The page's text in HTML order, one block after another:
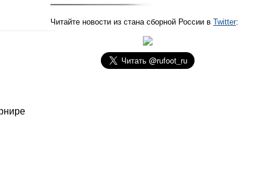
Читайте новости из стана сборной России в Twitter: